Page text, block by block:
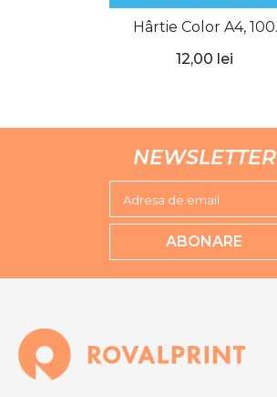
Hârtie Color A4, 100
buc/set, 70g/mp,
12,00 lei
NEWSLETTER
Adresa de email
ABONARE